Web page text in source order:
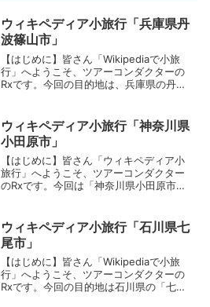
ウィキペディア小旅行「兵庫県丹
波篠山市」
【はじめに】皆さん「Wikipediaで小旅
行」へようこそ、ツアーコンダクターの
Rxです。今回の目的地は、兵庫県の丹波
さやまし）は、兵庫県中東部に位置する
市。丹波県民局...
ウィキペディア小旅行「神奈川県
小田原市」
【はじめに】皆さん「ウィキペディア小
旅行」へようこそ、ツアーコンダクター
のRxです。今回は「神奈川県小田原市」
奈川県の西部に位置する市。施行時特例
市に指定されている。人...
ウィキペディア小旅行「石川県七
尾市」
【はじめに】皆さん「Wikipediaで小旅
行」へようこそ、ツアーコンダクターの
Rxです。今回の目的地は石川県の「七尾